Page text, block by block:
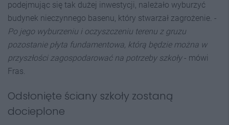
podejmując się tak dużej inwestycji, należało wyburzyć
budynek nieczynnego basenu, który stwarzał zagrożenie. -
Po jego wyburzeniu i oczyszczeniu terenu z gruzu
pozostanie płyta fundamentowa, którą będzie można w
przyszłości zagospodarować na potrzeby szkoły- mówi
Fras.
Odsłonięte ściany szkoły zostaną
docieplone